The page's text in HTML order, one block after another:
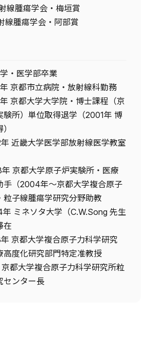
線腫瘍学会・梅垣賞
線腫瘍学会・阿部賞
・医学部卒業
京都市立病院・放射線科勤務
京都大学大学院・博士課程（京
験所）単位取得退学（2001年 博
近畿大学医学部放射線医学教室
京都大学原子炉実験所・医療
手（2004年～京都大学複合原子
粒子線腫瘍学研究分野助教
ミネソタ大学（C.W.Song 先生
在
京都大学複合原子力科学研究
高度化研究部門特定准教授
都大学複合原子力科学研究所粒
センター長